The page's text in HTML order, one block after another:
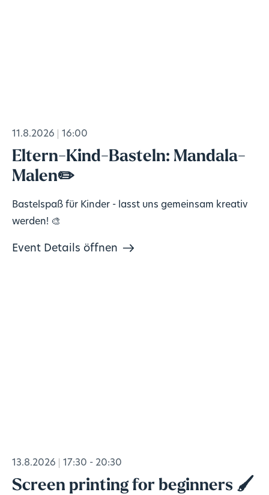
11.8.2026 16:00
Eltern-Kind-Basteln: Mandala-
Malen✏️
Bastelspaß für Kinder - lasst uns gemeinsam kreativ
werden! 🎨
Event Details öffnen
13.8.2026 17:30 - 20:30
Screen printing for beginners 🖌️